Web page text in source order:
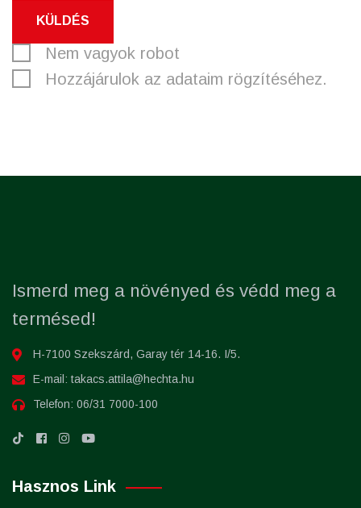
KÜLDÉS
Nem vagyok robot
Hozzájárulok az adataim rögzítéséhez.
Ismerd meg a növényed és védd meg a
termésed!
H-7100 Szekszárd, Garay tér 14-16. I/5.
E-mail: takacs.attila@hechta.hu
Telefon: 06/31 7000-100
Hasznos Link